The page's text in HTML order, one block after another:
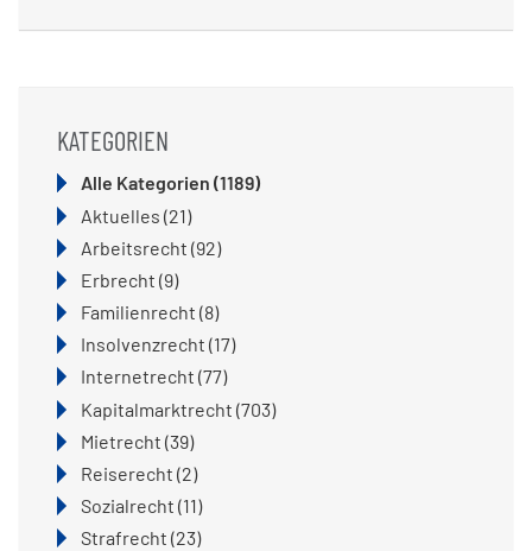
KATEGORIEN
Alle Kategorien (1189)
Aktuelles (21)
Arbeitsrecht (92)
Erbrecht (9)
Familienrecht (8)
Insolvenzrecht (17)
Internetrecht (77)
Kapitalmarktrecht (703)
Mietrecht (39)
Reiserecht (2)
Sozialrecht (11)
Strafrecht (23)